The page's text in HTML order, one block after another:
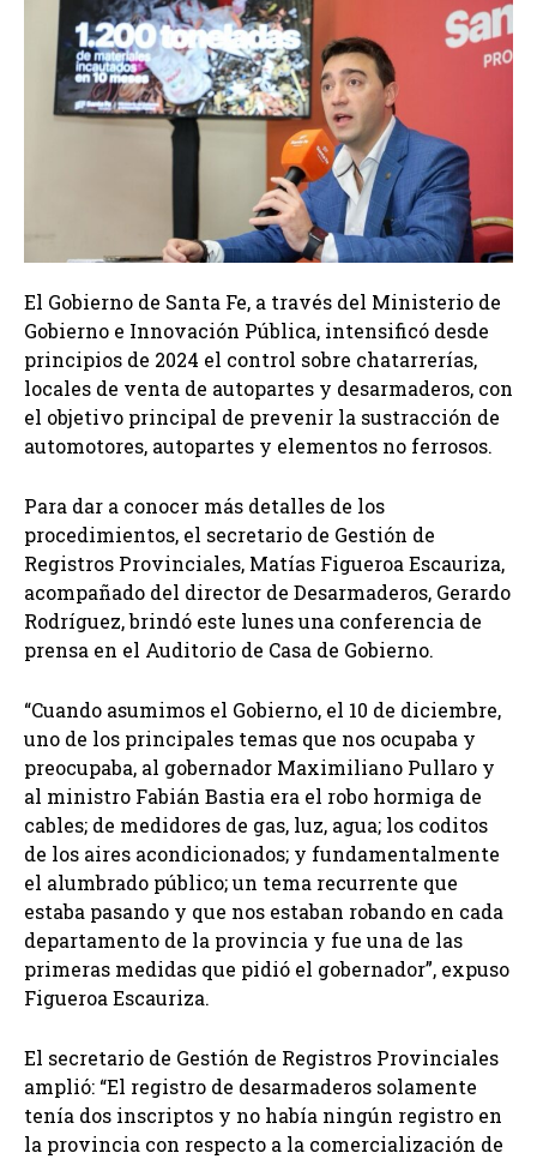
El Gobierno de Santa Fe, a través del Ministerio de
Gobierno e Innovación Pública, intensificó desde
principios de 2024 el control sobre chatarrerías,
locales de venta de autopartes y desarmaderos, con
el objetivo principal de prevenir la sustracción de
automotores, autopartes y elementos no ferrosos.
Para dar a conocer más detalles de los
procedimientos, el secretario de Gestión de
Registros Provinciales, Matías Figueroa Escauriza,
acompañado del director de Desarmaderos, Gerardo
Rodríguez, brindó este lunes una conferencia de
prensa en el Auditorio de Casa de Gobierno.
“Cuando asumimos el Gobierno, el 10 de diciembre,
uno de los principales temas que nos ocupaba y
preocupaba, al gobernador Maximiliano Pullaro y
al ministro Fabián Bastia era el robo hormiga de
cables; de medidores de gas, luz, agua; los coditos
de los aires acondicionados; y fundamentalmente
el alumbrado público; un tema recurrente que
estaba pasando y que nos estaban robando en cada
departamento de la provincia y fue una de las
primeras medidas que pidió el gobernador”, expuso
Figueroa Escauriza.
El secretario de Gestión de Registros Provinciales
amplió: “El registro de desarmaderos solamente
tenía dos inscriptos y no había ningún registro en
la provincia con respecto a la comercialización de